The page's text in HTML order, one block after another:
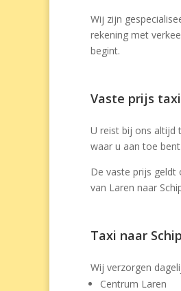
Wij zijn
rekening met
begint.
Vaste prijs
U reist bij ons altijd
waar u aan toe
De vaste prijs geldt
van Laren naar
Taxi naar
Wij verzorgen
Centrum Laren